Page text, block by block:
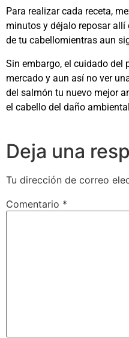
Para realizar cada receta,
minutos y déjalo reposar
de tu cabellomientras aun
Sin embargo, el cuidado del
mercado y aun así no ver
del salmón tu nuevo mejor
el cabello del daño
Deja una
Tu dirección de correo
Comentario *